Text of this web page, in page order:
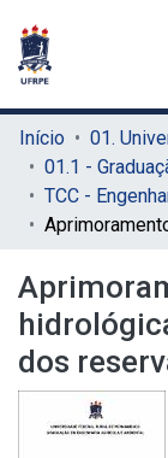
Início
01.1 -
dos